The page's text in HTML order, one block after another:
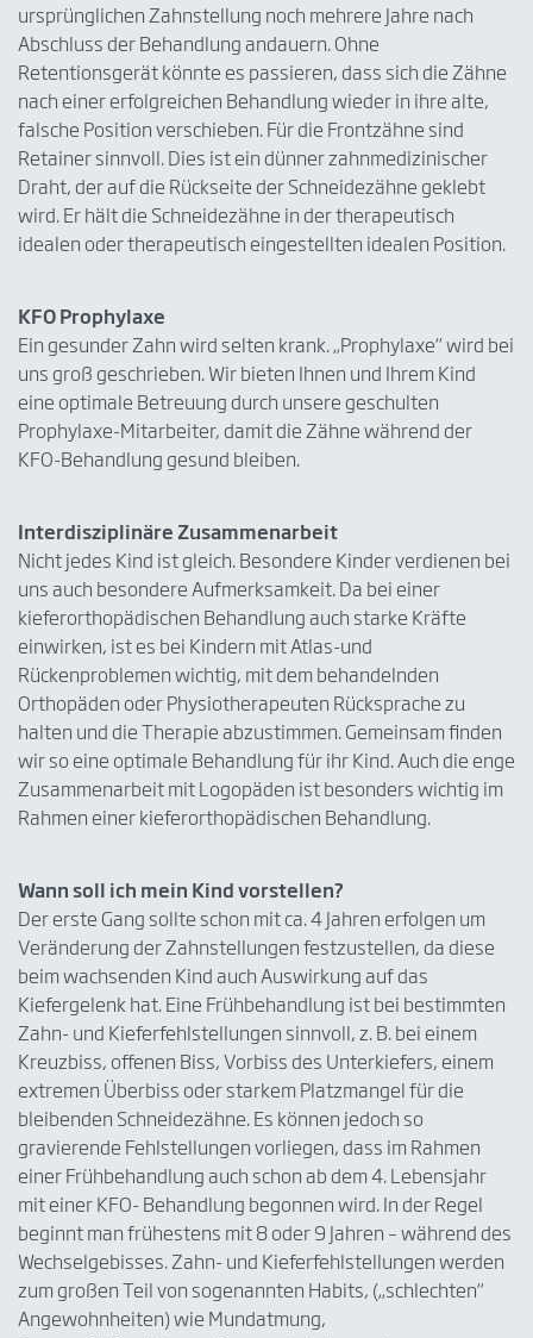
ursprünglichen Zahnstellung noch mehrere Jahre nach
Abschluss der Behandlung andauern. Ohne
Retentionsgerät könnte es passieren, dass sich die Zähne
nach einer erfolgreichen Behandlung wieder in ihre alte,
falsche Position verschieben. Für die Frontzähne sind
Retainer sinnvoll. Dies ist ein dünner zahnmedizinischer
Draht, der auf die Rückseite der Schneidezähne geklebt
wird. Er hält die Schneidezähne in der therapeutisch
idealen oder therapeutisch eingestellten idealen Position.
KFO Prophylaxe
Ein gesunder Zahn wird selten krank. „Prophylaxe“ wird bei
uns groß geschrieben. Wir bieten Ihnen und Ihrem Kind
eine optimale Betreuung durch unsere geschulten
Prophylaxe-Mitarbeiter, damit die Zähne während der
KFO-Behandlung gesund bleiben.
Interdisziplinäre Zusammenarbeit
Nicht jedes Kind ist gleich. Besondere Kinder verdienen bei
uns auch besondere Aufmerksamkeit. Da bei einer
kieferorthopädischen Behandlung auch starke Kräfte
einwirken, ist es bei Kindern mit Atlas-und
Rückenproblemen wichtig, mit dem behandelnden
Orthopäden oder Physiotherapeuten Rücksprache zu
halten und die Therapie abzustimmen. Gemeinsam finden
wir so eine optimale Behandlung für ihr Kind. Auch die enge
Zusammenarbeit mit Logopäden ist besonders wichtig im
Rahmen einer kieferorthopädischen Behandlung.
Wann soll ich mein Kind vorstellen?
Der erste Gang sollte schon mit ca. 4 Jahren erfolgen um
Veränderung der Zahnstellungen festzustellen, da diese
beim wachsenden Kind auch Auswirkung auf das
Kiefergelenk hat. Eine Frühbehandlung ist bei bestimmten
Zahn- und Kieferfehlstellungen sinnvoll, z. B. bei einem
Kreuzbiss, offenen Biss, Vorbiss des Unterkiefers, einem
extremen Überbiss oder starkem Platzmangel für die
bleibenden Schneidezähne. Es können jedoch so
gravierende Fehlstellungen vorliegen, dass im Rahmen
einer Frühbehandlung auch schon ab dem 4. Lebensjahr
mit einer KFO- Behandlung begonnen wird. In der Regel
beginnt man frühestens mit 8 oder 9 Jahren – während des
Wechselgebisses. Zahn- und Kieferfehlstellungen werden
zum großen Teil von sogenannten Habits, („schlechten“
Angewohnheiten) wie Mundatmung,